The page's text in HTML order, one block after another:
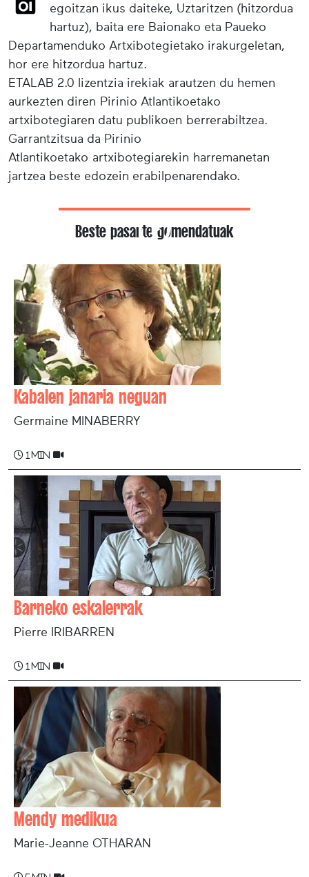
egoitzan ikus daiteke, Uztaritzen (hitzordua
hartuz), baita ere Baionako eta Paueko
Departamenduko Artxibotegietako irakurgeletan,
hor ere hitzordua hartuz.
ETALAB 2.0 lizentzia irekiak arautzen du hemen
aurkezten diren Pirinio Atlantikoetako
artxibotegiaren datu publikoen berrerabiltzea.
Garrantzitsua da Pirinio
Atlantikoetako artxibotegiarekin harremanetan
jartzea beste edozein erabilpenarendako.
Beste pasarte gomendatuak
Kabalen janaria neguan
Germaine MINABERRY
1 min
Barneko eskalerrak
Pierre IRIBARREN
1 min
Mendy medikua
Marie-Jeanne OTHARAN